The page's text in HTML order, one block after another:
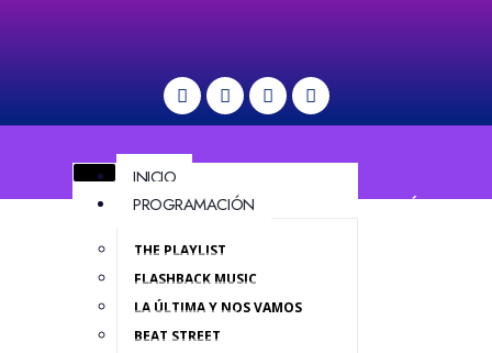
INICIO
PROGRAMACIÓN
THE PLAYLIST
FLASHBACK MUSIC
LA ÚLTIMA Y NOS VAMOS
BEAT STREET
MENÚ